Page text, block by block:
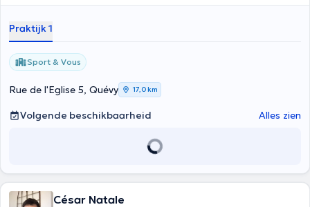
Praktijk 1
Sport & Vous
Rue de l'Eglise 5, Quévy 17,0 km
Volgende beschikbaarheid Alles zien
César Natale